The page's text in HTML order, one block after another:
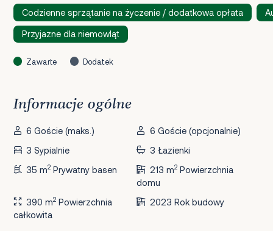
Codzienne sprzątanie na życzenie / dodatkowa opłata
Przyjazne dla niemowląt
Zawarte Dodatek
Informacje ogólne
6 Goście (maks.)
6 Goście (opcjonalnie)
3 Sypialnie
3 Łazienki
35 m2 Prywatny basen 213 m2Powierzchnia
domu
390 m2 Powierzchnia
całkowita
2023 Rok budowy